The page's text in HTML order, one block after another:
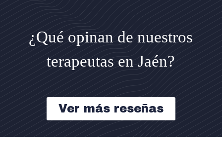
¿Qué opinan de nuestros
terapeutas en Jaén?
Ver más reseñas